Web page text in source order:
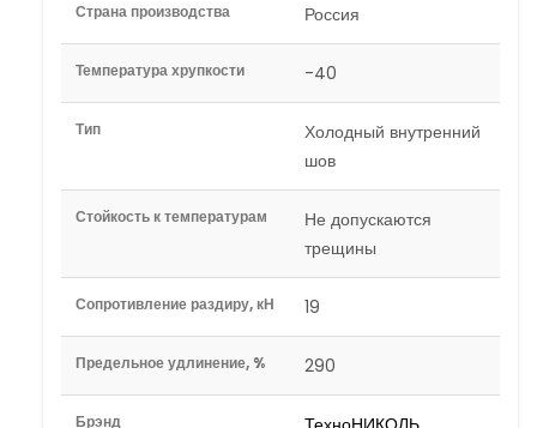
Страна производства Россия
Температура хрупкости -40
Тип
Холодный внутренний
шов
Стойкость к температурам
Не допускаются
трещины
Сопротивление раздиру, кН 19
Предельное удлинение, % 290
Брэнд